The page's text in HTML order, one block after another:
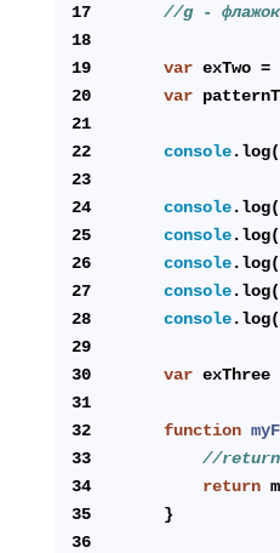
17
//g - флажок
18
19
var exTwo =
20
var
21
22
console
23
24
console
25
console
26
console
27
console
28
console
29
30
var exThree
31
32
function
33
//return
34
return
35
	}
36